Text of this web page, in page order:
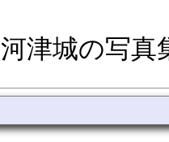
津城の写真